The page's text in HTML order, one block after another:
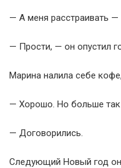
— А меня расстраивать —
— Прости, — он опустил
Марина налила себе
— Хорошо. Но больше так
— Договорились.
Следующий Новый год